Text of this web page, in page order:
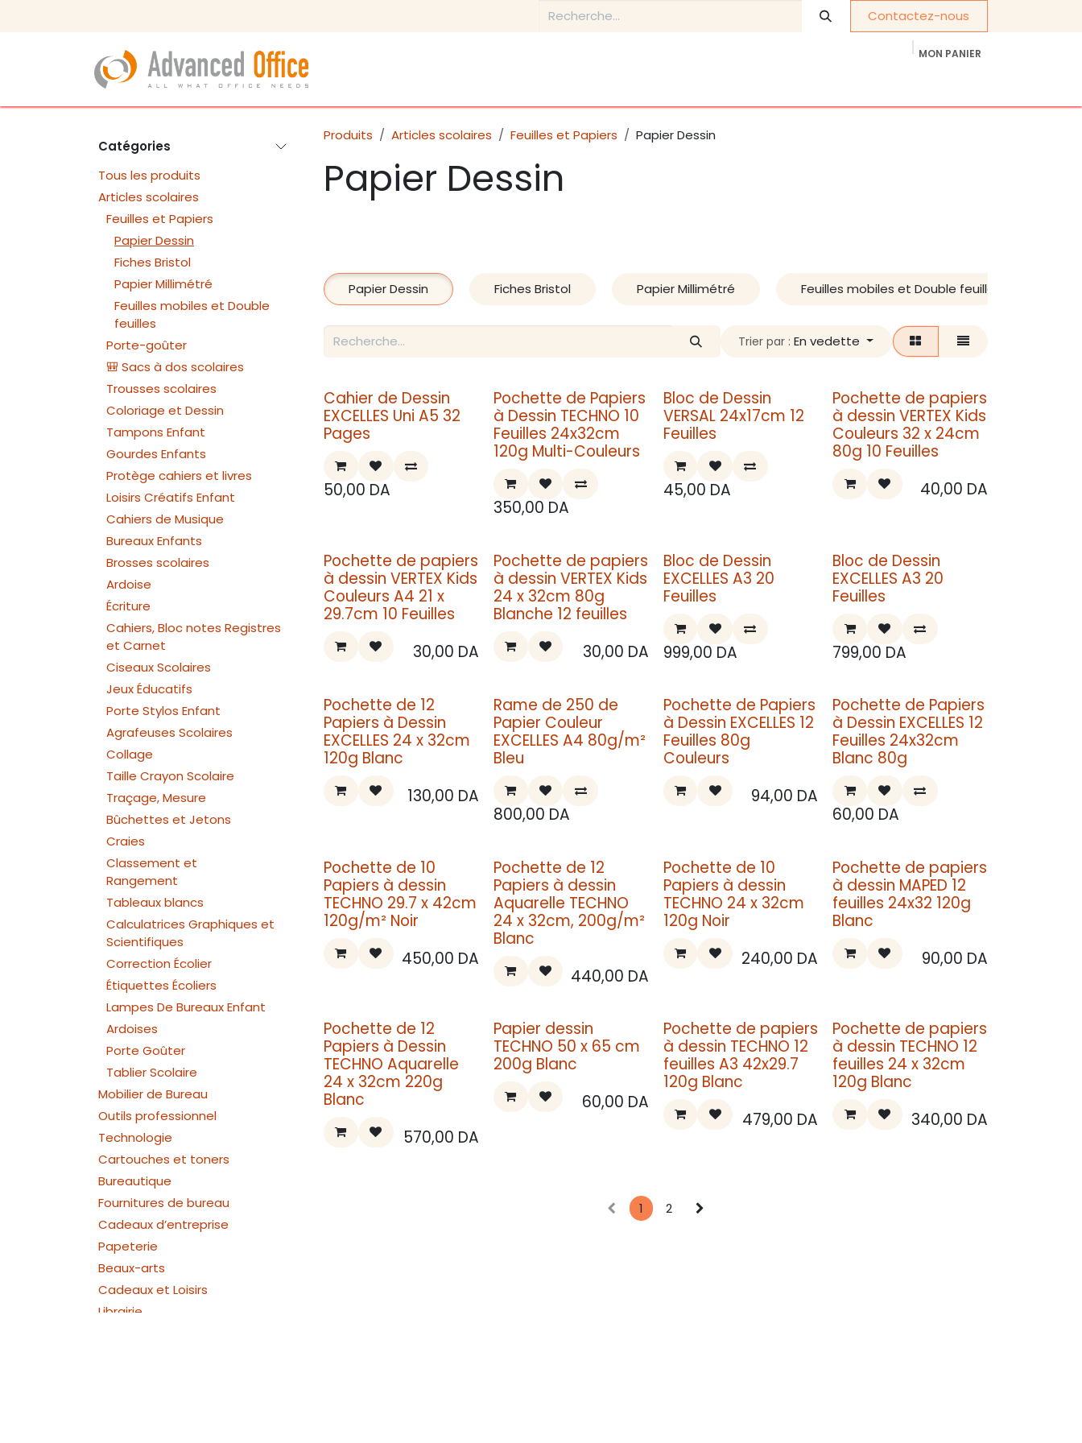
Contactez-nous
MON PANIER
Catégories
Tous les produits
Articles scolaires
Feuilles et Papiers
Papier Dessin
Fiches Bristol
Papier Millimétré
Feuilles mobiles et Double
feuilles
Porte-goûter
🎒 Sacs à dos scolaires
Trousses scolaires
Coloriage et Dessin
Tampons Enfant
Gourdes Enfants
Protège cahiers et livres
Loisirs Créatifs Enfant
Cahiers de Musique
Bureaux Enfants
Brosses scolaires
Ardoise
Écriture
Cahiers, Bloc notes Registres
et Carnet
Ciseaux Scolaires
Jeux Éducatifs
Porte Stylos Enfant
Agrafeuses Scolaires
Collage
Taille Crayon Scolaire
Traçage, Mesure
Bûchettes et Jetons
Craies
Classement et
Rangement
Tableaux blancs
Calculatrices Graphiques et
Scientifiques
Correction Écolier
Étiquettes Écoliers
Lampes De Bureaux Enfant
Ardoises
Porte Goûter
Tablier Scolaire
Mobilier de Bureau
Outils professionnel
Technologie
Cartouches et toners
Bureautique
Fournitures de bureau
Cadeaux d’entreprise
Papeterie
Beaux-arts
Cadeaux et Loisirs
Librairie
Produits Articles scolaires Feuilles et Papiers Papier Dessin
Papier Dessin
Papier Dessin Fiches Bristol Papier Millimétré Feuilles mobiles et Double feuilles
Trier par : En vedette
Cahier de Dessin
EXCELLES Uni A5 32
Pages
50,00 DA
Pochette de Papiers
à Dessin TECHNO 10
Feuilles 24x32cm
120g Multi-Couleurs
350,00 DA
Bloc de Dessin
VERSAL 24x17cm 12
Feuilles
45,00 DA
Pochette de papiers
à dessin VERTEX Kids
Couleurs 32 x 24cm
80g 10 Feuilles
40,00 DA
Pochette de papiers
à dessin VERTEX Kids
Couleurs A4 21 x
29.7cm 10 Feuilles
30,00 DA
Pochette de papiers
à dessin VERTEX Kids
24 x 32cm 80g
Blanche 12 feuilles
30,00 DA
Bloc de Dessin
EXCELLES A3 20
Feuilles
999,00 DA
Bloc de Dessin
EXCELLES A3 20
Feuilles
799,00 DA
Pochette de 12
Papiers à Dessin
EXCELLES 24 x 32cm
120g Blanc
130,00 DA
Rame de 250 de
Papier Couleur
EXCELLES A4 80g/m²
Bleu
800,00 DA
Pochette de Papiers
à Dessin EXCELLES 12
Feuilles 80g
Couleurs
94,00 DA
Pochette de Papiers
à Dessin EXCELLES 12
Feuilles 24x32cm
Blanc 80g
60,00 DA
Pochette de 10
Papiers à dessin
TECHNO 29.7 x 42cm
120g/m² Noir
450,00 DA
Pochette de 12
Papiers à dessin
Aquarelle TECHNO
24 x 32cm, 200g/m²
Blanc
440,00 DA
Pochette de 10
Papiers à dessin
TECHNO 24 x 32cm
120g Noir
240,00 DA
Pochette de papiers
à dessin MAPED 12
feuilles 24x32 120g
Blanc
90,00 DA
Pochette de 12
Papiers à Dessin
TECHNO Aquarelle
24 x 32cm 220g
Blanc
570,00 DA
Papier dessin
TECHNO 50 x 65 cm
200g Blanc
60,00 DA
Pochette de papiers
à dessin TECHNO 12
feuilles A3 42x29.7
120g Blanc
479,00 DA
Pochette de papiers
à dessin TECHNO 12
feuilles 24 x 32cm
120g Blanc
340,00 DA
1 2